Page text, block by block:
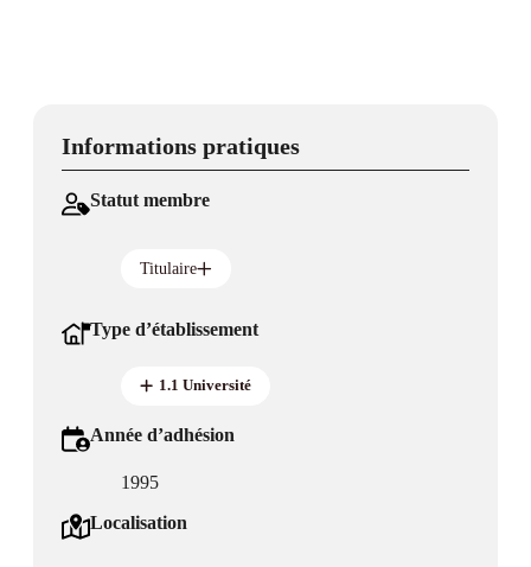
Informations pratiques
Statut membre
Titulaire
Type d’établissement
1.1 Université
Année d’adhésion
1995
Localisation